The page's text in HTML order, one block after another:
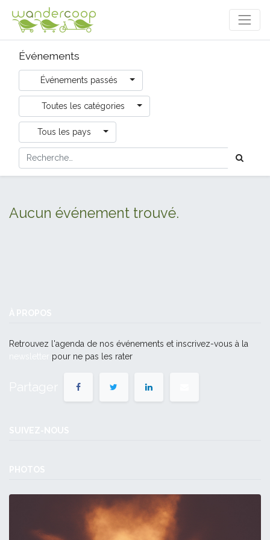
Événements
Événements passés
Toutes les catégories
Tous les pays
Aucun événement trouvé.
Retrouvez l'agenda de nos événements et inscrivez-vous à la
pour ne pas les rater